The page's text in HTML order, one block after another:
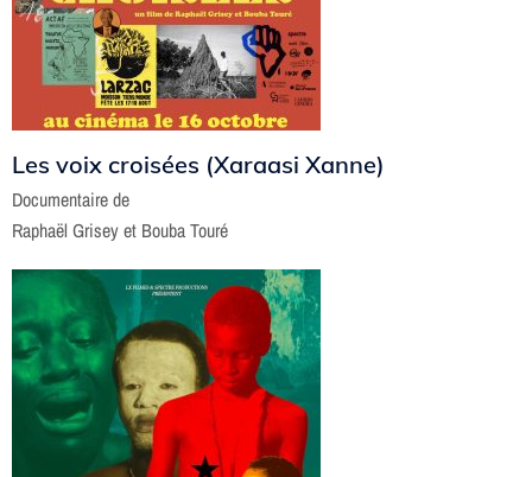
Les voix croisées (Xaraasi Xanne)
Documentaire de
Raphaël Grisey et Bouba Touré